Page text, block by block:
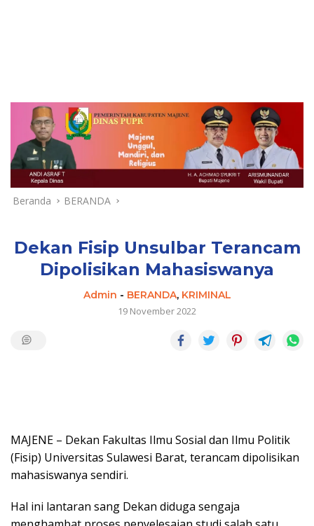
Beranda BERANDA
Dekan Fisip Unsulbar Terancam
Dipolisikan Mahasiswanya
Admin - BERANDA, KRIMINAL
19 November 2022
MAJENE – Dekan Fakultas Ilmu Sosial dan Ilmu Politik
(Fisip) Universitas Sulawesi Barat, terancam dipolisikan
mahasiswanya sendiri.
Hal ini lantaran sang Dekan diduga sengaja